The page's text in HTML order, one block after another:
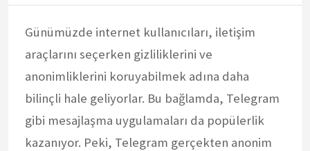
Günümüzde internet kullanıcıları, iletişim
araçlarını seçerken gizliliklerini ve
anonimliklerini koruyabilmek adına daha
bilinçli hale geliyorlar. Bu bağlamda, Telegram
gibi mesajlaşma uygulamaları da popülerlik
kazanıyor. Peki, Telegram gerçekten anonim